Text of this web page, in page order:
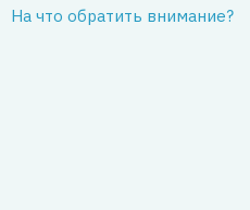
На что обратить внимание?